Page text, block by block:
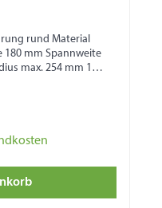
rund Material
180 mm Spannweite
max. 254 mm 1